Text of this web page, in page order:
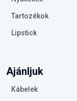
Tartozékok
Lipstick
Ajánljuk
Kábelek